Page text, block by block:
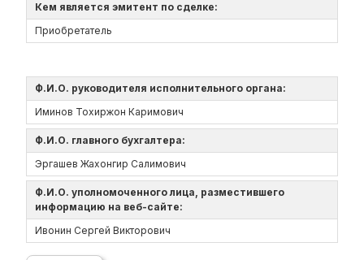
Кем является эмитент по сделке:
Приобретатель
Ф.И.О. руководителя исполнительного органа:
Иминов Тохиржон Каримович
Ф.И.О. главного бухгалтера:
Эргашев Жахонгир Салимович
Ф.И.О. уполномоченного лица, разместившего
информацию на веб-сайте:
Ивонин Сергей Викторович